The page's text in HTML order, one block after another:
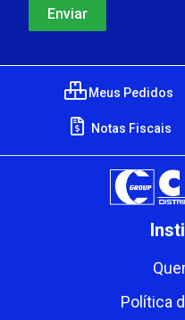
Meus Pedidos
Notas Fiscais
Política